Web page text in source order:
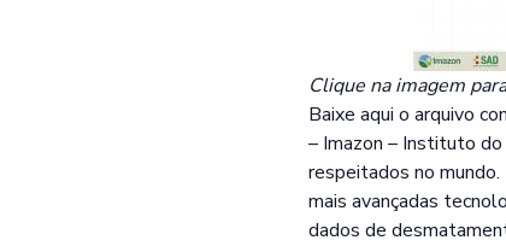
Clique na imagem
Baixe aqui o arquivo
– Imazon – Instituto
respeitados no
mais avançadas
dados de